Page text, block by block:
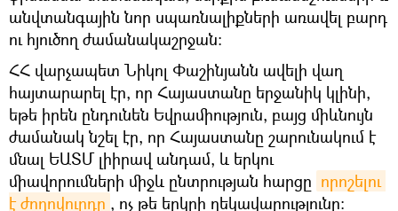
անվտանգային նոր սպառնալիքների առավել բարդ
ու հյուծող ժամանակաշրջան:
ՀՀ վարչապետ Նիկոլ Փաշինյանն ավելի վաղ
հայտարարել էր, որ Հայաստանը երջանիկ կլինի,
եթե իրեն ընդունեն Եվրամիություն, բայց միևնույն
ժամանակ նշել էր, որ Հայաստանը շարունակում է
մնալ ԵԱՏՄ լիիրավ անդամ, և երկու
միավորումների միջև ընտրության հարցը որոշելու
է ժողովուրդը , ոչ թե երկրի ղեկավարությունը: